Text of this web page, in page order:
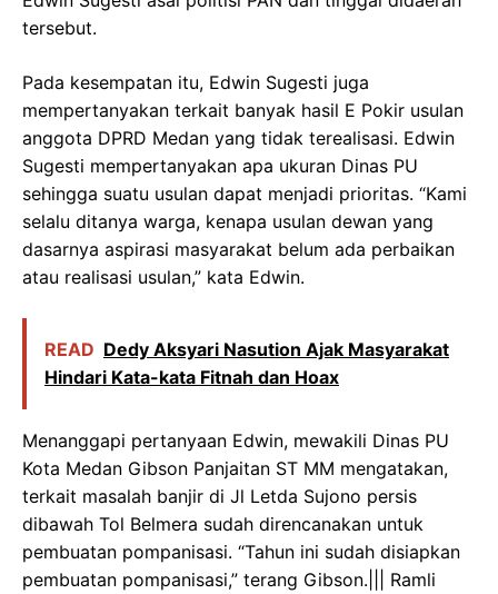
tersebut.
Pada kesempatan itu, Edwin Sugesti juga
mempertanyakan terkait banyak hasil E Pokir usulan
anggota DPRD Medan yang tidak terealisasi. Edwin
Sugesti mempertanyakan apa ukuran Dinas PU
sehingga suatu usulan dapat menjadi prioritas. “Kami
selalu ditanya warga, kenapa usulan dewan yang
dasarnya aspirasi masyarakat belum ada perbaikan
atau realisasi usulan,” kata Edwin.
READ Dedy Aksyari Nasution Ajak Masyarakat
Hindari Kata-kata Fitnah dan Hoax
Menanggapi pertanyaan Edwin, mewakili Dinas PU
Kota Medan Gibson Panjaitan ST MM mengatakan,
terkait masalah banjir di Jl Letda Sujono persis
dibawah Tol Belmera sudah direncanakan untuk
pembuatan pompanisasi. “Tahun ini sudah disiapkan
pembuatan pompanisasi,” terang Gibson.||| Ramli